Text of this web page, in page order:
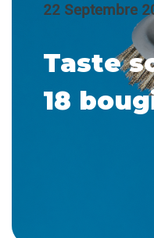
22 Septembre
Taste
18